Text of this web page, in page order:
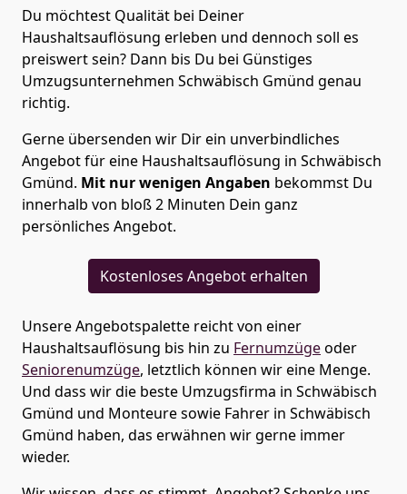
Du möchtest Qualität bei Deiner
Haushaltsauflösung erleben und dennoch soll es
preiswert sein? Dann bis Du bei Günstiges
Umzugsunternehmen Schwäbisch Gmünd genau
richtig.
Gerne übersenden wir Dir ein unverbindliches
Angebot für eine Haushaltsauflösung in Schwäbisch
Gmünd. Mit nur wenigen Angaben bekommst Du
innerhalb von bloß 2 Minuten Dein ganz
persönliches Angebot.
Kostenloses Angebot erhalten
Unsere Angebotspalette reicht von einer
Haushaltsauflösung bis hin zu Fernumzügeoder
Seniorenumzüge, letztlich können wir eine Menge.
Und dass wir die beste Umzugsfirma in Schwäbisch
Gmünd und Monteure sowie Fahrer in Schwäbisch
Gmünd haben, das erwähnen wir gerne immer
wieder.